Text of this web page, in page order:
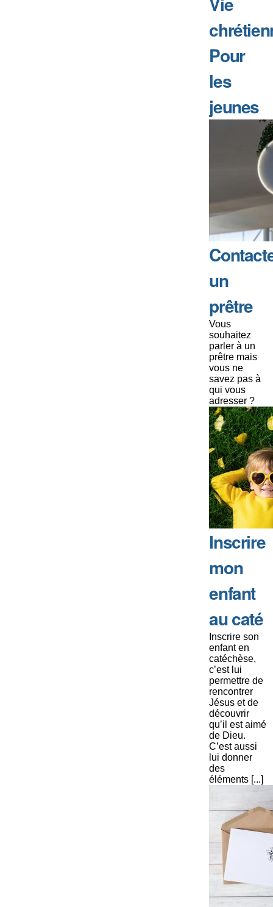
Pour
les
jeunes
un
prêtre
Vous
souhaitez
parler à un
prêtre mais
vous ne
savez pas à
qui vous
adresser ?
Inscrire
mon
enfant
au caté
Inscrire son
enfant en
catéchèse,
c’est lui
permettre de
rencontrer
Jésus et de
découvrir
qu’il est aimé
de Dieu.
C’est aussi
lui donner
des
éléments [...]